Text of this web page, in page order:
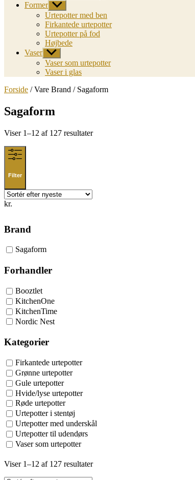
Former Vis
undermenu
Urtepotter med ben
Firkantede urtepotter
Urtepotter på fod
Højbede
Vaser Vis
undermenu
Vaser som urtepotter
Vaser i glas
Forside / Vare Brand / Sagaform
Sagaform
Viser 1–12 af 127 resultaterSorted
Filter
kr.
Brand
Sagaform
Forhandler
Booztlet
KitchenOne
KitchenTime
Nordic Nest
Kategorier
Firkantede urtepotter
Grønne urtepotter
Gule urtepotter
Hvide/lyse urtepotter
Røde urtepotter
Urtepotter i stentøj
Urtepotter med underskål
Urtepotter til udendørs
Vaser som urtepotter
Viser 1–12 af 127 resultaterSorted